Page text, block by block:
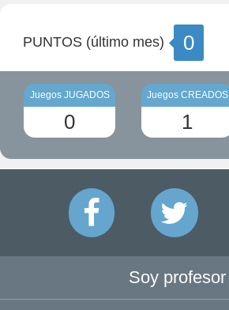
PUNTOS (último mes) 0
Juegos JUGADOS
0
Juegos CREADOS
1
Soy profesor